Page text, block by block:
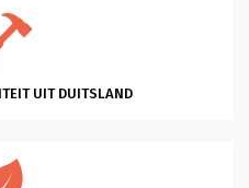
UIT DUITSLAND